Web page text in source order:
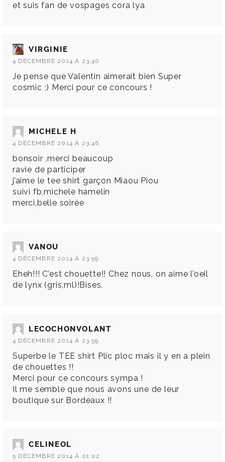
et suis fan de vospages cora lya
VIRGINIE
4 DÉCEMBRE 2014 À 23:40
Je pense que Valentin aimerait bien Super
cosmic ;) Merci pour ce concours !
MICHELE H
4 DÉCEMBRE 2014 À 23:46
bonsoir ,merci beaucoup
ravie de participer
j’aime le tee shirt garçon Miaou Piou
suivi fb,michele hamelin
merci,belle soirée
VANOU
4 DÉCEMBRE 2014 À 23:59
Eheh!!! C’est chouette!! Chez nous, on aime l’oeil
de lynx (gris,ml)!Bises.
LECOCHONVOLANT
4 DÉCEMBRE 2014 À 23:59
Superbe le TEE shirt Plic ploc mais il y en a plein
de chouettes !!
Merci pour ce concours sympa !
Il me semble que nous avons une de leur
boutique sur Bordeaux !!
CELINEOL
5 DÉCEMBRE 2014 À 01:02